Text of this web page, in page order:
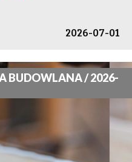
2026-07-01
BUDOWLANA / 2026-